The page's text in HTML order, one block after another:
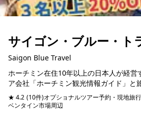
サイゴン・ブルー・ト
Saigon Blue Travel
ホーチミン在住10年以上の日本人が経営
ア会社「ホーチミン観光情報ガイド」と
「サイゴン・ブルートラベル」は、自然
ナム体験だけでなく、もっとベトナムの
★ 4.2 (10件)オプショナルツアー予約・現地旅
ベンタイン市場周辺